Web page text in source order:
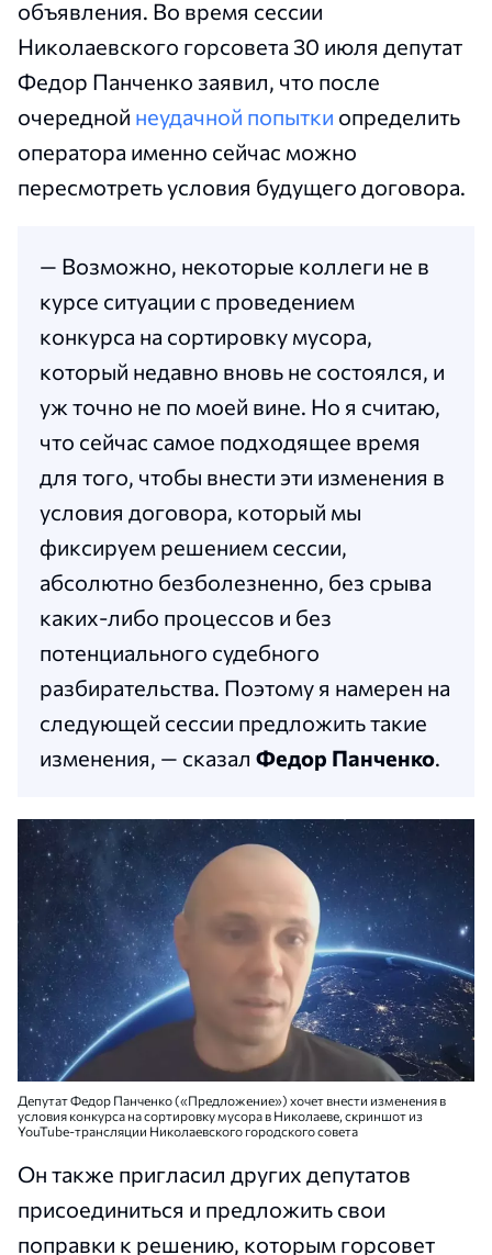
объявления. Во время сессии
Николаевского горсовета 30 июля депутат
Федор Панченко заявил, что после
очередной неудачной попытки определить
оператора именно сейчас можно
пересмотреть условия будущего договора.
— Возможно, некоторые коллеги не в
курсе ситуации с проведением
конкурса на сортировку мусора,
который недавно вновь не состоялся, и
уж точно не по моей вине. Но я считаю,
что сейчас самое подходящее время
для того, чтобы внести эти изменения в
условия договора, который мы
фиксируем решением сессии,
абсолютно безболезненно, без срыва
каких-либо процессов и без
потенциального судебного
разбирательства. Поэтому я намерен на
следующей сессии предложить такие
изменения, — сказал Федор Панченко.
Депутат Федор Панченко («Предложение») хочет внести изменения в
условия конкурса на сортировку мусора в Николаеве, скриншот из
YouTube-трансляции Николаевского городского совета
Он также пригласил других депутатов
присоединиться и предложить свои
поправки к решению, которым горсовет